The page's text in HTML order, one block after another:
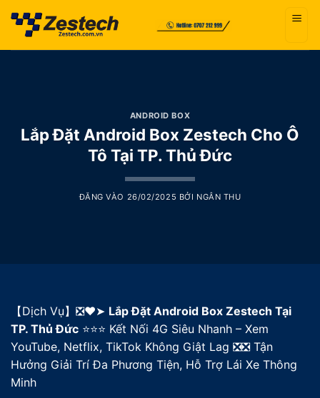
qua
ANDROID BOX
Lắp Đặt Android Box Zestech Cho Ô
Tô Tại TP. Thủ Đức
ĐĂNG VÀO 26/02/2025 BỞI NGÂN THU
【Dịch Vụ】❎❤️➤ Lắp Đặt Android Box Zestech Tại
TP. Thủ Đức ⭐⭐⭐ Kết Nối 4G Siêu Nhanh – Xem
YouTube, Netflix, TikTok Không Giật Lag ❎❎ Tận
Hưởng Giải Trí Đa Phương Tiện, Hỗ Trợ Lái Xe Thông
Minh